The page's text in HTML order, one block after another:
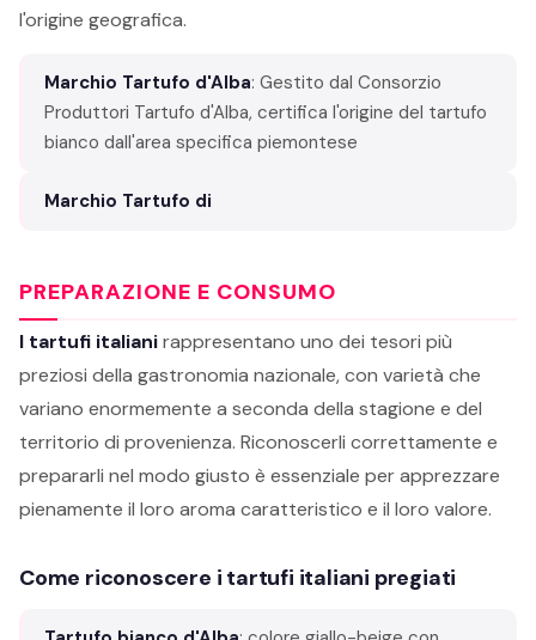
l'origine geografica.
Marchio Tartufo d'Alba: Gestito dal Consorzio
Produttori Tartufo d'Alba, certifica l'origine del tartufo
bianco dall'area specifica piemontese
Marchio Tartufo di
PREPARAZIONE E CONSUMO
I tartufi italianirappresentano uno dei tesori più
preziosi della gastronomia nazionale, con varietà che
variano enormemente a seconda della stagione e del
territorio di provenienza. Riconoscerli correttamente e
prepararli nel modo giusto è essenziale per apprezzare
pienamente il loro aroma caratteristico e il loro valore.
Come riconoscere i tartufi italiani pregiati